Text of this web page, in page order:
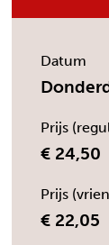
Datum
Prijs
€ 24,50
Prijs
€ 22,05